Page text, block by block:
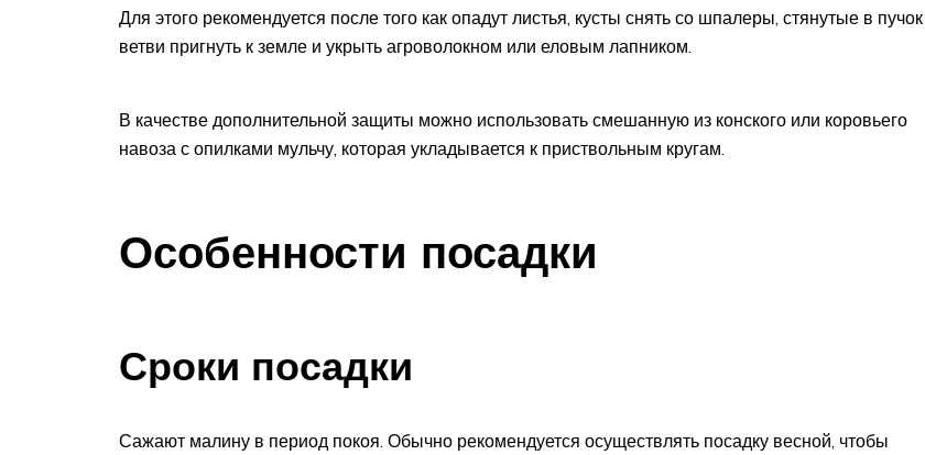
Для этого рекомендуется после того как опадут листья, кусты снять со шпалеры, стянутые в пучок
ветви пригнуть к земле и укрыть агроволокном или еловым лапником.
В качестве дополнительной защиты можно использовать смешанную из конского или коровьего
навоза с опилками мульчу, которая укладывается к приствольным кругам.
Особенности посадки
Сроки посадки
Сажают малину в период покоя. Обычно рекомендуется осуществлять посадку весной, чтобы